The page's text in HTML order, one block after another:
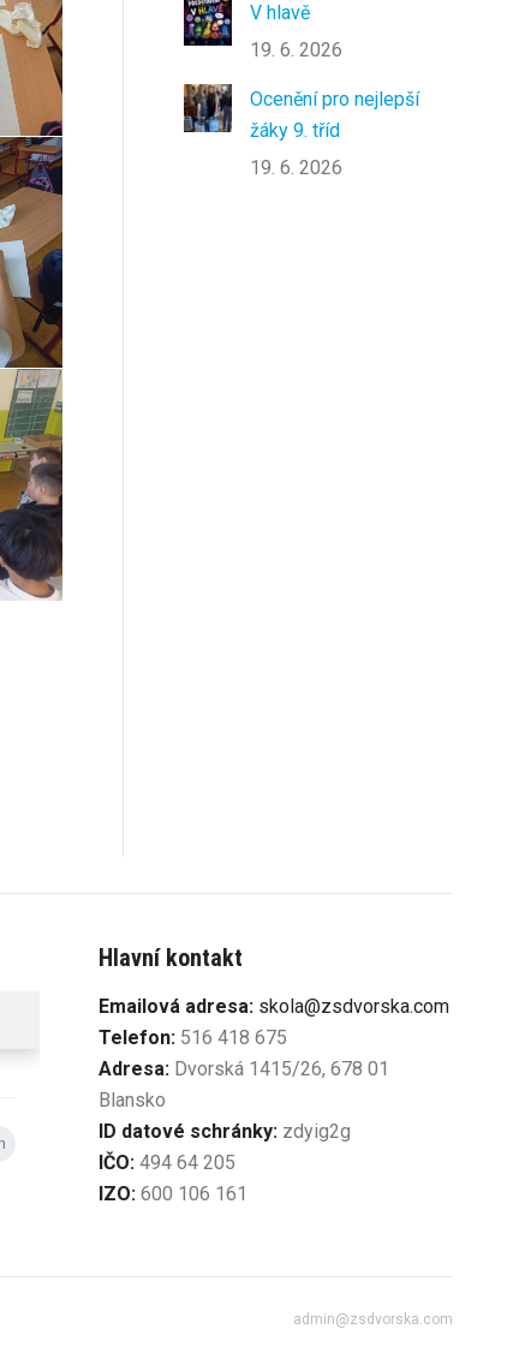
V hlavě
19. 6. 2026
Ocenění pro nejlepší
žáky 9. tříd
19. 6. 2026
Hlavní kontakt
Emailová adresa: skola@zsdvorska.com
Telefon: 516 418 675
Adresa: Dvorská 1415/26, 678 01
Blansko
ID datové schránky: zdyig2g
IČO: 494 64 205
IZO: 600 106 161
admin@zsdvorska.com